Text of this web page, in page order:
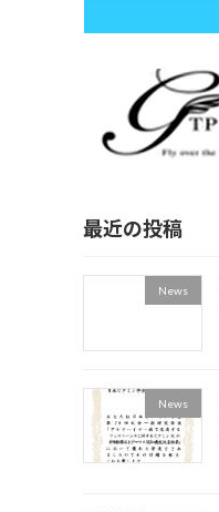
最近の投稿
News
News